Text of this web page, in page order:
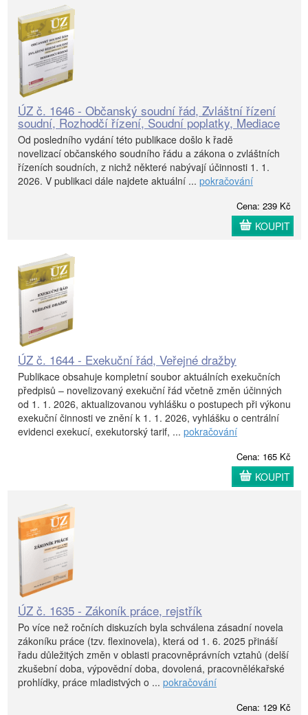
ÚZ č. 1646 - Občanský soudní řád, Zvláštní řízení
soudní, Rozhodčí řízení, Soudní poplatky, Mediace
Od posledního vydání této publikace došlo k řadě
novelizací občanského soudního řádu a zákona o zvláštních
řízeních soudních, z nichž některé nabývají účinnosti 1. 1.
2026. V publikaci dále najdete aktuální ... pokračování
Cena: 239 Kč
KOUPIT
ÚZ č. 1644 - Exekuční řád, Veřejné dražby
Publikace obsahuje kompletní soubor aktuálních exekučních
předpisů – novelizovaný exekuční řád včetně změn účinných
od 1. 1. 2026, aktualizovanou vyhlášku o postupech při výkonu
exekuční činnosti ve znění k 1. 1. 2026, vyhlášku o centrální
evidenci exekucí, exekutorský tarif, ... pokračování
Cena: 165 Kč
KOUPIT
ÚZ č. 1635 - Zákoník práce, rejstřík
Po více než ročních diskuzích byla schválena zásadní novela
zákoníku práce (tzv. flexinovela), která od 1. 6. 2025 přináší
řadu důležitých změn v oblasti pracovněprávních vztahů (delší
zkušební doba, výpovědní doba, dovolená, pracovnělékařské
prohlídky, práce mladistvých o ... pokračování
Cena: 129 Kč